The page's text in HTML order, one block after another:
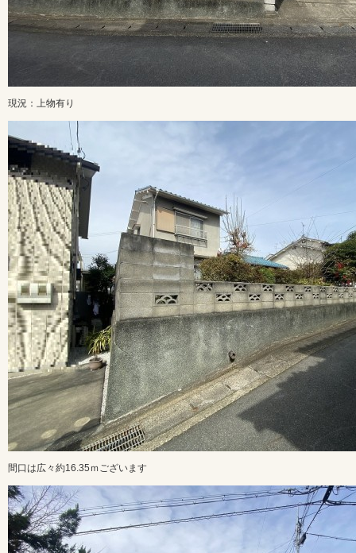
現況：上物有り
間口は広々約16.35ｍございます